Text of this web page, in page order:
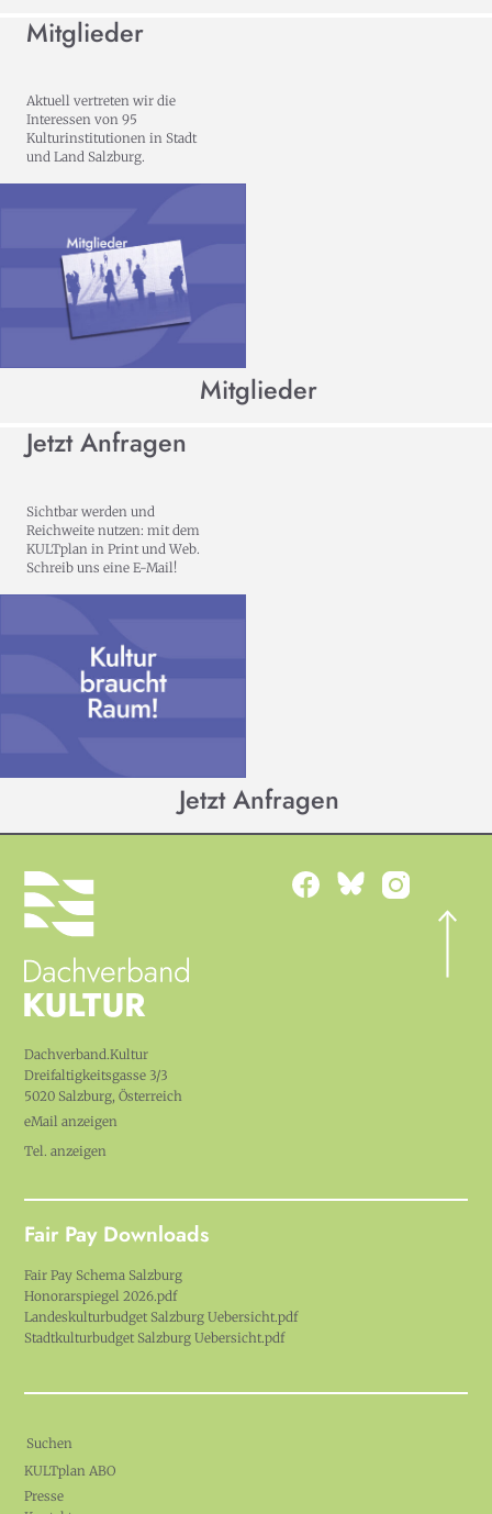
Mitglieder
Aktuell vertreten wir die
Interessen von 95
Kulturinstitutionen in Stadt
und Land Salzburg.
Mitglieder
Jetzt Anfragen
Sichtbar werden und
Reichweite nutzen: mit dem
KULTplan in Print und Web.
Schreib uns eine E-Mail!
Jetzt Anfragen
Dachverband.Kultur
Dreifaltigkeitsgasse 3/3
5020 Salzburg, Österreich
eMail anzeigen
Tel. anzeigen
Suchen
KULTplan ABO
Presse
Fair Pay Downloads
Fair Pay Schema Salzburg
Honorarspiegel 2026.pdf
Landeskulturbudget Salzburg Uebersicht.pdf
Stadtkulturbudget Salzburg Uebersicht.pdf